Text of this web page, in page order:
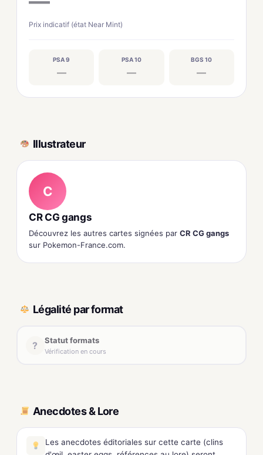
Prix indicatif (état Near Mint)
PSA 9
—
PSA 10
—
BGS 10
—
Illustrateur
C
CR CG gangs
Découvrez les autres cartes signées par CR CG gangs
sur Pokemon-France.com.
Légalité par format
? Statut formats
Vérification en cours
Anecdotes & Lore
Les anecdotes éditoriales sur cette carte (clins